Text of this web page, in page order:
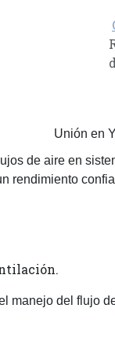
Unión en
de aire en
rendimiento
manejo del flujo